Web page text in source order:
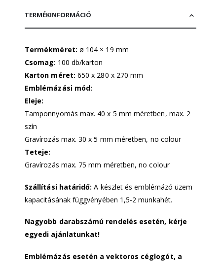
TERMÉKINFORMÁCIÓ
Termékméret: ø 104 × 19 mm
Csomag: 100 db/karton
Karton méret: 650 x 280 x 270 mm
Emblémázási mód:
Eleje:
Tamponnyomás max. 40 x 5 mm méretben, max. 2
szín
Gravírozás max. 30 x 5 mm méretben, no colour
Teteje:
Gravírozás max. 75 mm méretben, no colour
Szállítási határidő:A készlet és emblémázó üzem
kapacitásának függvényében 1,5-2 munkahét.
Nagyobb darabszámú rendelés esetén, kérje
egyedi ajánlatunkat!
Emblémázás esetén a vektoros céglogót, a